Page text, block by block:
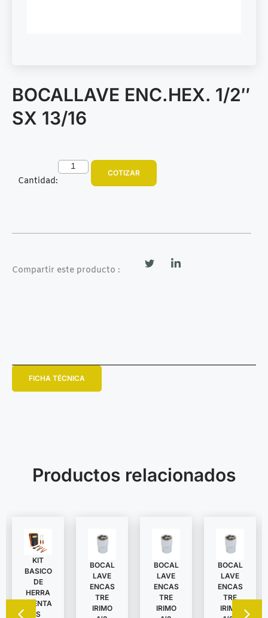
BOCALLAVE ENC.HEX. 1/2″
SX 13/16
Cantidad:
COTIZAR
Compartir este producto :
FICHA TÉCNICA
Productos relacionados
KIT
BASICO
DE
HERRA
MIENTA
S
BOCAL
LAVE
ENCAS
TRE
IRIMO
BOCAL
LAVE
ENCAS
TRE
IRIMO
BOCAL
LAVE
ENCAS
TRE
IRIMO